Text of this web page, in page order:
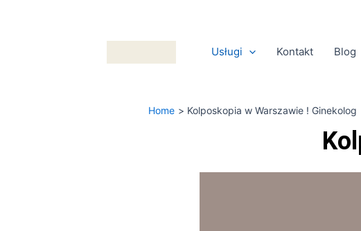
Usługi Kontakt Blog
Home Kolposkopia w Warszawie ! Ginekolog